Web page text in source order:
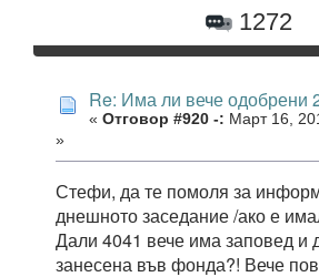
1272
Re: Има ли вече одобрени
« Отговор #920 -: Март 16,
»
Стефи, да те помоля за
днешното заседание /ако е
Дали 4041 вече има заповед и
занесена във фонда?! Вече